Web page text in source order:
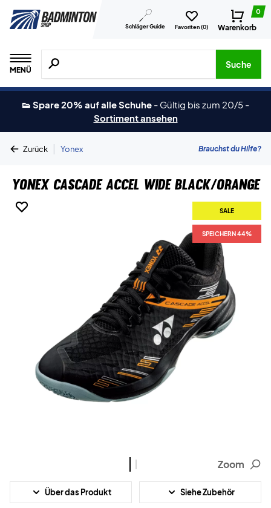
Schläger Guide Favoriten (0)
0
Warenkorb
MENÜ
Suche nach Produkten, Marken usw.
Suche
👟 Spare 20% auf alle Schuhe - Gültig bis zum 20/5 -
Sortiment ansehen
Zurück | Yonex Brauchst du Hilfe?
Yonex Cascade Accel Wide Black/Orange
SALE
SPEICHERN 44%
SALE
SPEICHERN 44%
Zoom
Über das Produkt Siehe Zubehör